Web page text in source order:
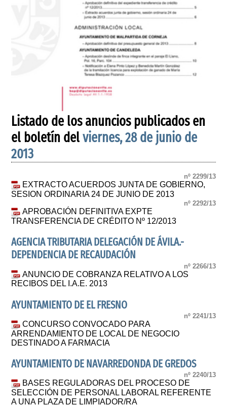
Listado de los anuncios publicados en
el boletín delviernes, 28 de junio de
2013
nº 2299/13
EXTRACTO ACUERDOS JUNTA DE GOBIERNO,
SESION ORDINARIA 24 DE JUNIO DE 2013
nº 2292/13
APROBACIÓN DEFINITIVA EXPTE
TRANSFERENCIA DE CRÉDITO Nº 12/2013
AGENCIA TRIBUTARIA DELEGACIÓN DE ÁVILA.-
DEPENDENCIA DE RECAUDACIÓN
nº 2266/13
ANUNCIO DE COBRANZA RELATIVO A LOS
RECIBOS DEL I.A.E. 2013
AYUNTAMIENTO DE EL FRESNO
nº 2241/13
CONCURSO CONVOCADO PARA
ARRENDAMIENTO DE LOCAL DE NEGOCIO
DESTINADO A FARMACIA
AYUNTAMIENTO DE NAVARREDONDA DE GREDOS
nº 2240/13
BASES REGULADORAS DEL PROCESO DE
SELECCIÓN DE PERSONAL LABORAL REFERENTE
A UNA PLAZA DE LIMPIADOR/RA